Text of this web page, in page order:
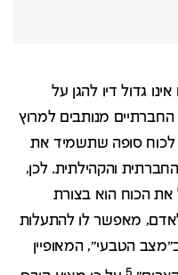
גדול דיו להגן על
מנותבים למרוץ
לכוח סופה שתשמיד את
והקהילתית. לכן,
את הכוח הוא בצורת
לאדם, מאפשר לו להתעלות
ב"מצב הטבעי", המאופיין